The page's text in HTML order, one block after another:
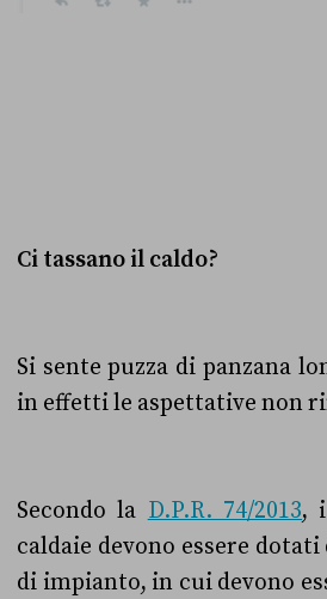
Ci tassano il caldo?
Si sente puzza di panzana
in effetti le aspettative non
Secondo la D.P.R. 74/2013,
caldaie devono essere
di impianto, in cui devono